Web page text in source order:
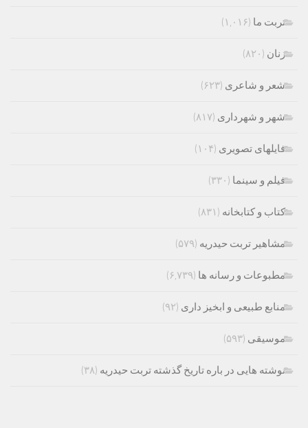
تربت ما (۱,۰۱۶)
زنان (۸۲۰)
شعر و شاعری (۶۲۳)
شهر و شهرداری (۸۱۷)
فایلهای تصویری (۱۰۴)
فیلم و سینما (۳۳۰)
کتاب و کتابخانه (۸۳۱)
مشاهیر تربت حیدریه (۵۷۹)
مطبوعات و رسانه ها (۶,۷۳۹)
منابع طبیعی و ابخیز داری (۹۲)
موسیقی (۵۹۳)
نوشته هایی در باره تاریخ گذشته تربت حیدریه (۳۸)